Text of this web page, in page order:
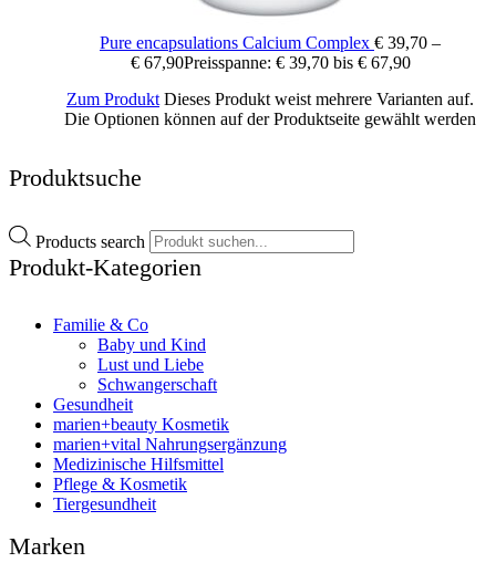
Pure encapsulations Calcium Complex € 39,70 –
€67,90Preisspanne: € 39,70 bis € 67,90
Zum Produkt Dieses Produkt weist mehrere Varianten auf.
Die Optionen können auf der Produktseite gewählt werden
Produktsuche
Products search
Produkt-Kategorien
Familie & Co
Baby und Kind
Lust und Liebe
Schwangerschaft
Gesundheit
marien+beauty Kosmetik
marien+vital Nahrungsergänzung
Medizinische Hilfsmittel
Pflege & Kosmetik
Tiergesundheit
Marken